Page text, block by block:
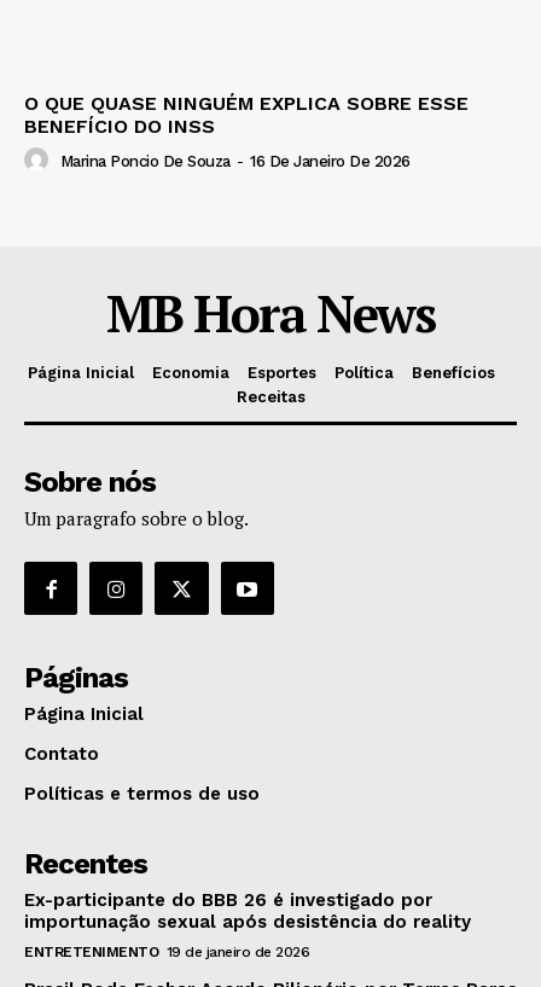
O QUE QUASE NINGUÉM EXPLICA SOBRE ESSE
BENEFÍCIO DO INSS
Marina Poncio De Souza - 16 De Janeiro De 2026
MB Hora News
Página Inicial Economia Esportes Política
Benefícios
Receitas
Sobre nós
Um paragrafo sobre o blog.
Páginas
Página Inicial
Contato
Políticas e termos de uso
Recentes
Ex-participante do BBB 26 é investigado por
importunação sexual após desistência do reality
ENTRETENIMENTO 19 de janeiro de 2026